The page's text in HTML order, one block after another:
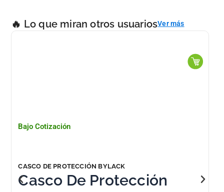
🔥 Lo que miran otros usuariosVer más
Bajo Cotización
CASCO DE PROTECCIÓN BYLACK
Casco De Protección